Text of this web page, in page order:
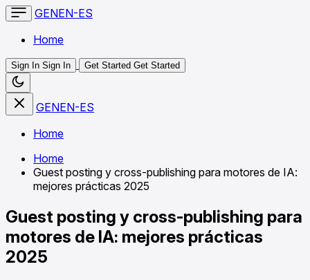
GENEN-ES
Home
Sign In Sign In Get Started Get Started
GENEN-ES
Home
Home
Guest posting y cross-publishing para motores de IA:
mejores prácticas 2025
Guest posting y cross-publishing para
motores de IA: mejores prácticas
2025